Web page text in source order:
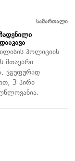
სამართალი
პოლიციის
მთავარი
ჯგუფურად
3 პირი